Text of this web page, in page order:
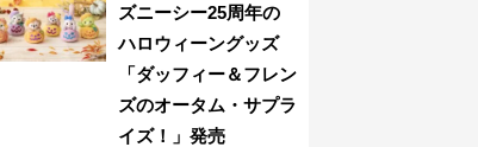
ズニーシー25周年の
ハロウィーングッズ
「ダッフィー＆フレン
ズのオータム・サプラ
イズ！」発売